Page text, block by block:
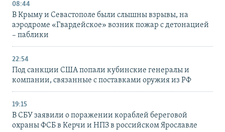
08:44
В Крыму и Севастополе были слышны взрывы, на
аэродроме «Гвардейское» возник пожар с детонацией
– паблики
22:54
Под санкции США попали кубинские генералы и
компании, связанные с поставками оружия из РФ
19:15
В СБУ заявили о поражении кораблей береговой
охраны ФСБ в Керчи и НПЗ в российском Ярославле